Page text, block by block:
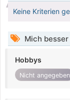
Keine Kriterien
Mich
Hobbys
Nicht angegeben